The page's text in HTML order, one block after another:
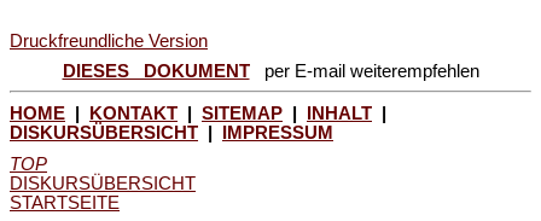
Druckfreundliche Version
DIESES DOKUMENTper E-mail weiterempfehlen
HOME KONTAKT SITEMAP INHALT
DISKURSÜBERSICHT
IMPRESSUM
TOP
DISKURSÜBERSICHT
STARTSEITE